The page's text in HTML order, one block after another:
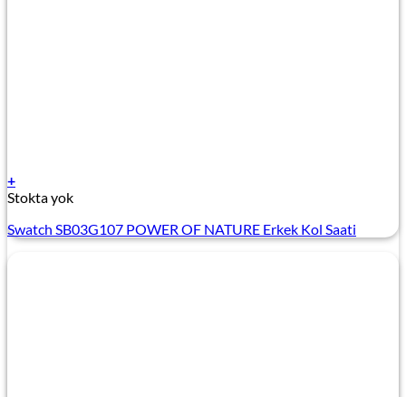
+
Stokta yok
Swatch SB03G107 POWER OF NATURE Erkek Kol Saati